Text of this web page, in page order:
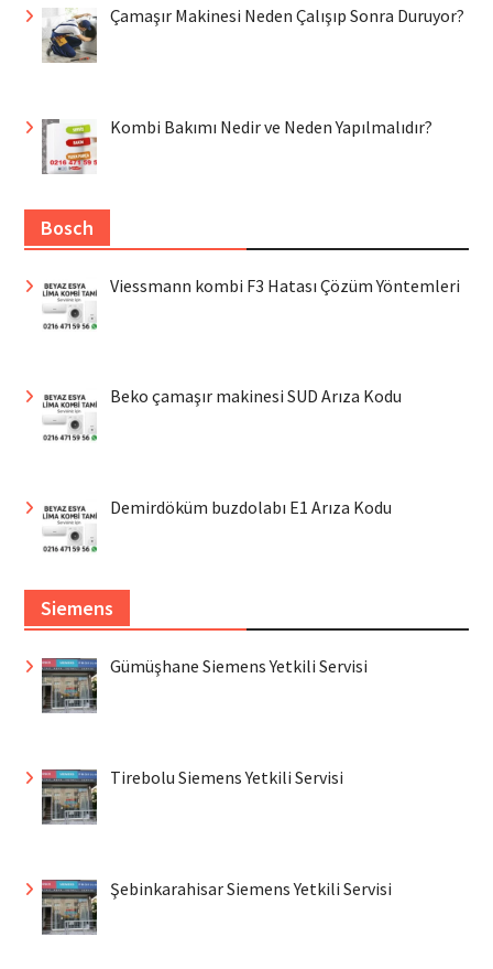
Çamaşır Makinesi Neden Çalışıp Sonra Duruyor?
Kombi Bakımı Nedir ve Neden Yapılmalıdır?
Bosch
Viessmann kombi F3 Hatası Çözüm Yöntemleri
Beko çamaşır makinesi SUD Arıza Kodu
Demirdöküm buzdolabı E1 Arıza Kodu
Siemens
Gümüşhane Siemens Yetkili Servisi
Tirebolu Siemens Yetkili Servisi
Şebinkarahisar Siemens Yetkili Servisi